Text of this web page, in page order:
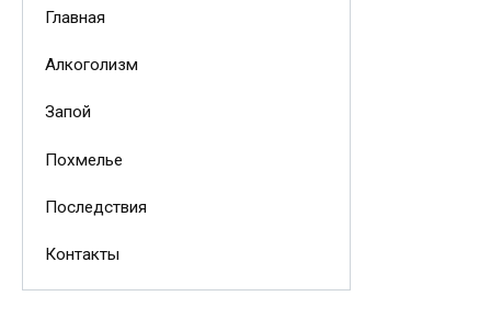
Главная
Алкоголизм
Запой
Похмелье
Последствия
Контакты